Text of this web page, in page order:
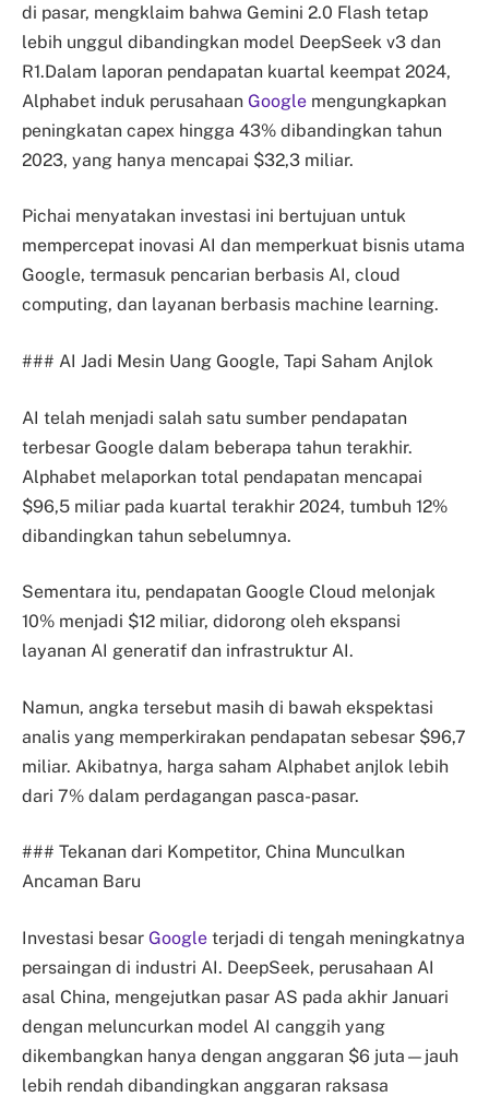
di pasar, mengklaim bahwa Gemini 2.0 Flash tetap
lebih unggul dibandingkan model DeepSeek v3 dan
R1.Dalam laporan pendapatan kuartal keempat 2024,
Alphabet induk perusahaan Google mengungkapkan
peningkatan capex hingga 43% dibandingkan tahun
2023, yang hanya mencapai $32,3 miliar.
Pichai menyatakan investasi ini bertujuan untuk
mempercepat inovasi AI dan memperkuat bisnis utama
Google, termasuk pencarian berbasis AI, cloud
computing, dan layanan berbasis machine learning.
### AI Jadi Mesin Uang Google, Tapi Saham Anjlok
AI telah menjadi salah satu sumber pendapatan
terbesar Google dalam beberapa tahun terakhir.
Alphabet melaporkan total pendapatan mencapai
$96,5 miliar pada kuartal terakhir 2024, tumbuh 12%
dibandingkan tahun sebelumnya.
Sementara itu, pendapatan Google Cloud melonjak
10% menjadi $12 miliar, didorong oleh ekspansi
layanan AI generatif dan infrastruktur AI.
Namun, angka tersebut masih di bawah ekspektasi
analis yang memperkirakan pendapatan sebesar $96,7
miliar. Akibatnya, harga saham Alphabet anjlok lebih
dari 7% dalam perdagangan pasca-pasar.
### Tekanan dari Kompetitor, China Munculkan
Ancaman Baru
Investasi besar Google terjadi di tengah meningkatnya
persaingan di industri AI. DeepSeek, perusahaan AI
asal China, mengejutkan pasar AS pada akhir Januari
dengan meluncurkan model AI canggih yang
dikembangkan hanya dengan anggaran $6 juta—jauh
lebih rendah dibandingkan anggaran raksasa